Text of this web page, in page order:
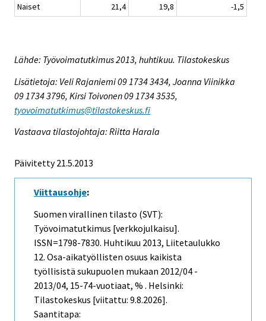
Naiset
21,4 19,8 -1,5
Lähde: Työvoimatutkimus 2013, huhtikuu. Tilastokeskus
Lisätietoja: Veli Rajaniemi 09 1734 3434, Joanna Viinikka
09 1734 3796, Kirsi Toivonen 09 1734 3535,
tyovoimatutkimus@tilastokeskus.fi
Vastaava tilastojohtaja: Riitta Harala
Päivitetty 21.5.2013
Viittausohje:
Suomen virallinen tilasto (SVT):
Työvoimatutkimus [verkkojulkaisu].
ISSN=1798-7830. Huhtikuu 2013, Liitetaulukko
12. Osa-aikatyöllisten osuus kaikista
työllisistä sukupuolen mukaan 2012/04 -
2013/04, 15-74-vuotiaat, % . Helsinki:
Tilastokeskus [viitattu: 9.8.2026].
Saantitapa: